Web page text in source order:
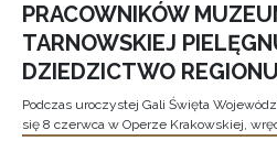
PRACOWNIKÓW
TARNOWSKIEJ
DZIEDZICTWO
Podczas uroczystej Gali Święta
się 8 czerwca w Operze Krakowskiej,